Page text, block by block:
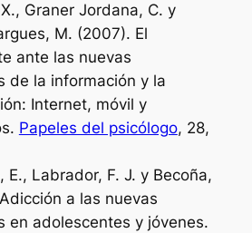
Graner Jordana, C. y
M. (2007). El
ante las nuevas
de la información y la
Internet, móvil y
Papeles del psicólogo, 28,
E., Labrador, F. J. y Becoña,
a las nuevas
en adolescentes y jóvenes.